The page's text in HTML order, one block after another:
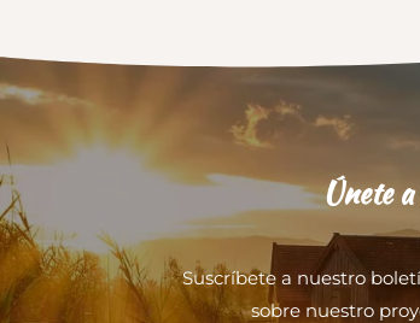
Únete
Suscríbete a nuestro
sobre nuestro